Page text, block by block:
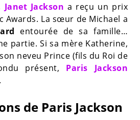
Janet Jackson a reçu un prix
Awards. La sœur de Michael a
entourée de sa famille…
partie. Si sa mère Katherine,
neveu Prince (fils du Roi de
présent, Paris Jackson
de Paris Jackson